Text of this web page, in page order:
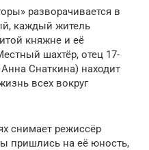
разворачивается в
каждый житель
княжне и её
шахтёр, отец 17-
Снаткина) находит
всех вокруг
снимает режиссёр
пришлись на её юность,